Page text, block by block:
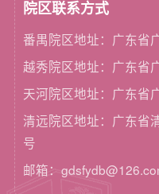
院区联系方式
番禺院区地址：广东省
越秀院区地址：广东省
天河院区地址：广东省
清远院区地址：广东省
号
邮箱：